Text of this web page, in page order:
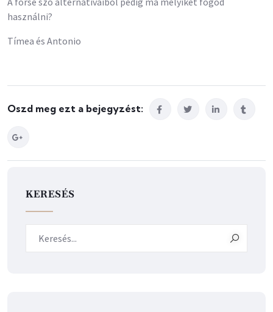
használni?
Tímea és Antonio
Oszd meg ezt a bejegyzést:
KERESÉS